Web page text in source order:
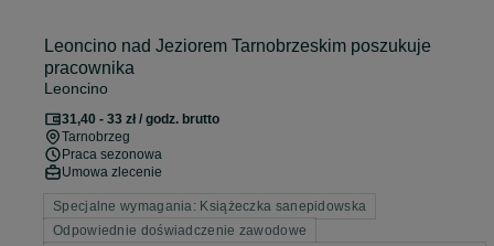
Leoncino nad Jeziorem Tarnobrzeskim poszukuje
pracownika
Leoncino
31,40 - 33 zł / godz. brutto
Tarnobrzeg
Praca sezonowa
Umowa zlecenie
Specjalne wymagania: Książeczka sanepidowska
Odpowiednie doświadczenie zawodowe